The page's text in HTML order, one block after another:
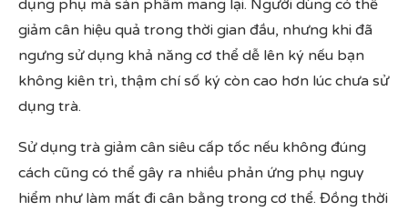
dụng phụ mà sản phẩm mang lại. Người dùng có thể
giảm cân hiệu quả trong thời gian đầu, nhưng khi đã
ngưng sử dụng khả năng cơ thể dễ lên ký nếu bạn
không kiên trì, thậm chí số ký còn cao hơn lúc chưa sử
dụng trà.
Sử dụng trà giảm cân siêu cấp tốc nếu không đúng
cách cũng có thể gây ra nhiều phản ứng phụ nguy
hiểm như làm mất đi cân bằng trong cơ thể. Đồng thời